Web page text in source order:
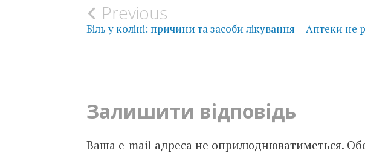
Post
Previous
Біль у коліні: причини та засоби лікування
Аптеки не
Залишити відповідь
Ваша e-mail адреса не оприлюднюватиметься.